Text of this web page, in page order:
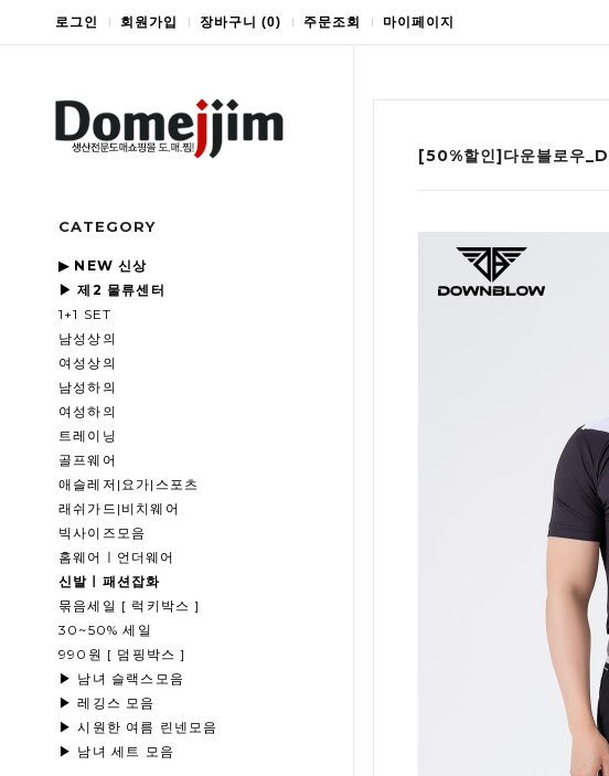
로그인 회원가입 장바구니 (0) 주문조회 마이페이지
CATEGORY
▶ NEW 신상
▶ 제2 물류센터
1+1 SET
남성상의
여성상의
남성하의
여성하의
트레이닝
골프웨어
애슬레저|요가|스포츠
래쉬가드|비치웨어
빅사이즈모음
홈웨어ㅣ언더웨어
신발ㅣ패션잡화
묶음세일 [ 럭키박스 ]
30~50% 세일
990원 [ 덤핑박스 ]
▶ 남녀 슬랙스모음
▶ 레깅스 모음
▶ 시원한 여름 린넨모음
▶ 남녀 세트 모음
[50%할인]다운블로우